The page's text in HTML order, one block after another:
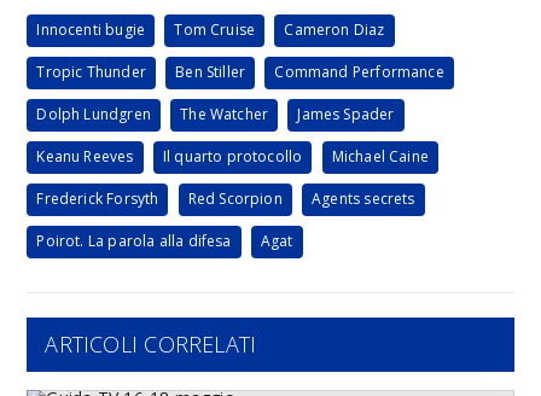
Innocenti bugie Tom Cruise Cameron Diaz
Tropic Thunder Ben Stiller Command Performance
Dolph Lundgren The Watcher James Spader
Keanu Reeves Il quarto protocollo Michael Caine
Frederick Forsyth Red Scorpion Agents secrets
Poirot. La parola alla difesa Agat
ARTICOLI CORRELATI